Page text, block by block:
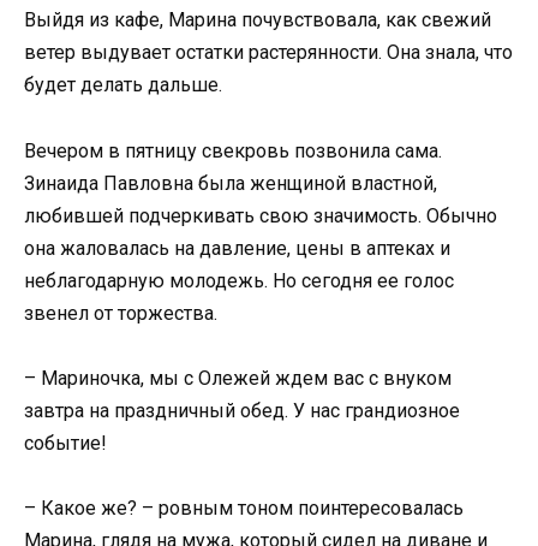
Выйдя из кафе, Марина почувствовала, как свежий
ветер выдувает остатки растерянности. Она знала, что
будет делать дальше.
Вечером в пятницу свекровь позвонила сама.
Зинаида Павловна была женщиной властной,
любившей подчеркивать свою значимость. Обычно
она жаловалась на давление, цены в аптеках и
неблагодарную молодежь. Но сегодня ее голос
звенел от торжества.
– Мариночка, мы с Олежей ждем вас с внуком
завтра на праздничный обед. У нас грандиозное
событие!
– Какое же? – ровным тоном поинтересовалась
Марина, глядя на мужа, который сидел на диване и